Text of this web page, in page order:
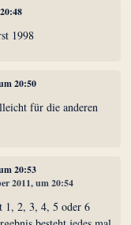
1998
20:50
für die anderen
20:53
2011, um 20:54
1, 2, 3, 4, 5 oder 6